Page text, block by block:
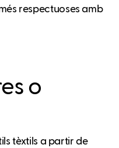
respectuoses amb
o
tèxtils a partir de